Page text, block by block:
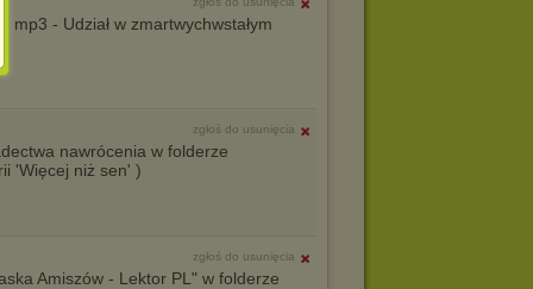
mp3 - Udział w zmartwychwstałym
zgłoś do usunięcia
nawrócenia w folderze
'Więcej niż sen' )
zgłoś do usunięcia
Amiszów - Lektor PL" w folderze